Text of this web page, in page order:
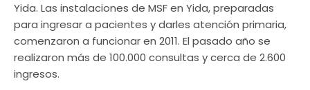
Yida. Las instalaciones de MSF en Yida, preparadas
para ingresar a pacientes y darles atención primaria,
comenzaron a funcionar en 2011. El pasado año se
realizaron más de 100.000 consultas y cerca de 2.600
ingresos.